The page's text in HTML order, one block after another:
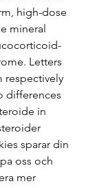
high-dose
mineral
Letters
respectively
differences
in
sparar din
oss och
mer